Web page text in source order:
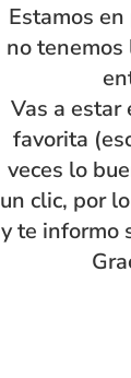
Estamos
no tenemos
Vas a estar
favorita
veces lo
un clic, por
y te informo